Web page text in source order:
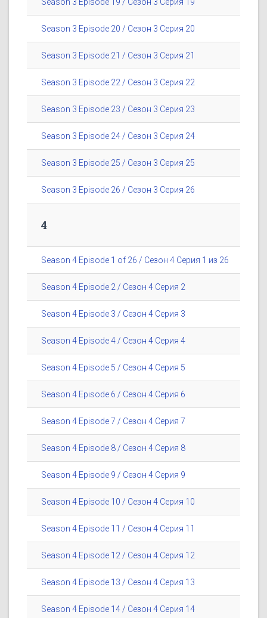
Season 3 Episode 19 / Сезон 3 Серия 19
Season 3 Episode 20 / Сезон 3 Серия 20
Season 3 Episode 21 / Сезон 3 Серия 21
Season 3 Episode 22 / Сезон 3 Серия 22
Season 3 Episode 23 / Сезон 3 Серия 23
Season 3 Episode 24 / Сезон 3 Серия 24
Season 3 Episode 25 / Сезон 3 Серия 25
Season 3 Episode 26 / Сезон 3 Серия 26
4
Season 4 Episode 1 of 26 / Сезон 4 Серия 1 из 26
Season 4 Episode 2 / Сезон 4 Серия 2
Season 4 Episode 3 / Сезон 4 Серия 3
Season 4 Episode 4 / Сезон 4 Серия 4
Season 4 Episode 5 / Сезон 4 Серия 5
Season 4 Episode 6 / Сезон 4 Серия 6
Season 4 Episode 7 / Сезон 4 Серия 7
Season 4 Episode 8 / Сезон 4 Серия 8
Season 4 Episode 9 / Сезон 4 Серия 9
Season 4 Episode 10 / Сезон 4 Серия 10
Season 4 Episode 11 / Сезон 4 Серия 11
Season 4 Episode 12 / Сезон 4 Серия 12
Season 4 Episode 13 / Сезон 4 Серия 13
Season 4 Episode 14 / Сезон 4 Серия 14